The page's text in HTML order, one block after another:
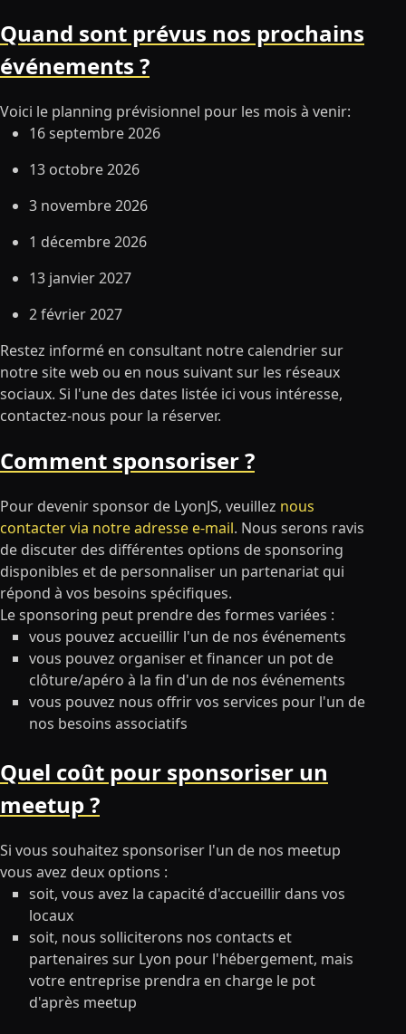
Quand sont prévus nos prochains
événements ?
Voici le planning prévisionnel pour les mois à venir:
16 septembre 2026
13 octobre 2026
3 novembre 2026
1 décembre 2026
13 janvier 2027
2 février 2027
Restez informé en consultant notre calendrier sur
notre site web ou en nous suivant sur les réseaux
sociaux. Si l'une des dates listée ici vous intéresse,
contactez-nous pour la réserver.
Comment sponsoriser ?
Pour devenir sponsor de LyonJS, veuillez nous
contacter via notre adresse e-mail. Nous serons ravis
de discuter des différentes options de sponsoring
disponibles et de personnaliser un partenariat qui
répond à vos besoins spécifiques.
Le sponsoring peut prendre des formes variées :
vous pouvez accueillir l'un de nos événements
vous pouvez organiser et financer un pot de
clôture/apéro à la fin d'un de nos événements
vous pouvez nous offrir vos services pour l'un de
nos besoins associatifs
Quel coût pour sponsoriser un
meetup ?
Si vous souhaitez sponsoriser l'un de nos meetup
vous avez deux options :
soit, vous avez la capacité d'accueillir dans vos
locaux
soit, nous solliciterons nos contacts et
partenaires sur Lyon pour l'hébergement, mais
votre entreprise prendra en charge le pot
d'après meetup